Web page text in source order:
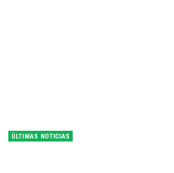
ÚLTIMAS NOTICIAS